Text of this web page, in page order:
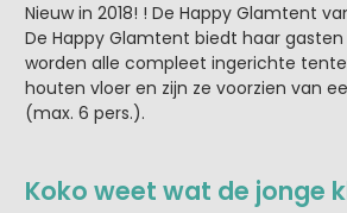
Nieuw in 2018! ! De Happy Glamtent
De Happy Glamtent biedt haar
worden alle compleet ingerichte
houten vloer en zijn ze voorzien van
(max. 6 pers.).
Koko weet wat de jonge